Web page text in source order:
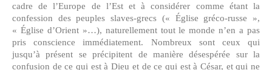
cadre de l’Europe de l’Est et à considérer comme étant la
confession des peuples slaves-grecs (« Église gréco-russe »,
« Église d’Orient »…), naturellement tout le monde n’en a pas
pris conscience immédiatement. Nombreux sont ceux qui
jusqu’à présent se précipitent de manière désespérée sur la
confusion de ce qui est à Dieu et de ce qui est à César, et qui ne